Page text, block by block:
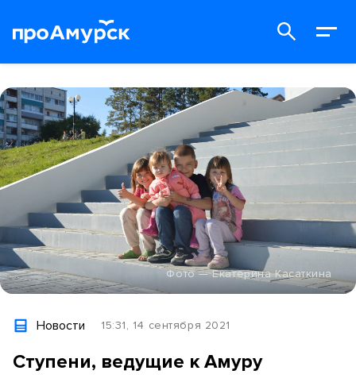
Фото — Екатерина Касаткина
Новости 15:31, 14 сентября 2021
Ступени, ведущие к Амуру